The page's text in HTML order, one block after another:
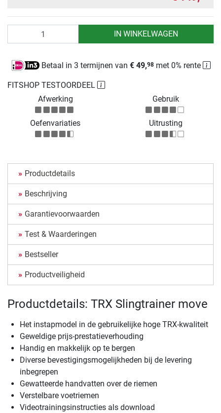
IN WINKELWAGEN
FITSHOP TESTOORDEEL
Afwerking
Gebruik
Oefenvariaties Uitrusting
Betaal in 3 termijnen van € 49,98met 0% rente
Productdetails
Beschrijving
Garantievoorwaarden
Test & Waarderingen
Bestseller
Productveiligheid
Productdetails: TRX Slingtrainer move
Het instapmodel in de gebruikelijke hoge TRX-kwaliteit
Geweldige prijs-prestatieverhouding
Handig en makkelijk op te bergen
Diverse bevestigingsmogelijkheden bij de levering
inbegrepen
Gewatteerde handvatten over de riemen
Verstelbare voetriemen
Videotrainingsinstructies als download